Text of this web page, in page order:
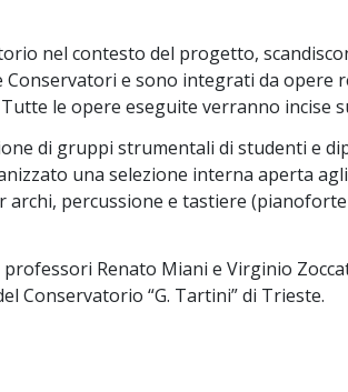
nel contesto del progetto,
e sono integrati da opere
le opere eseguite verranno incise
di gruppi strumentali di studenti e
una selezione interna aperta
archi, percussione e tastiere
Renato Miani e Virginio
Conservatorio “G. Tartini” di Trieste.